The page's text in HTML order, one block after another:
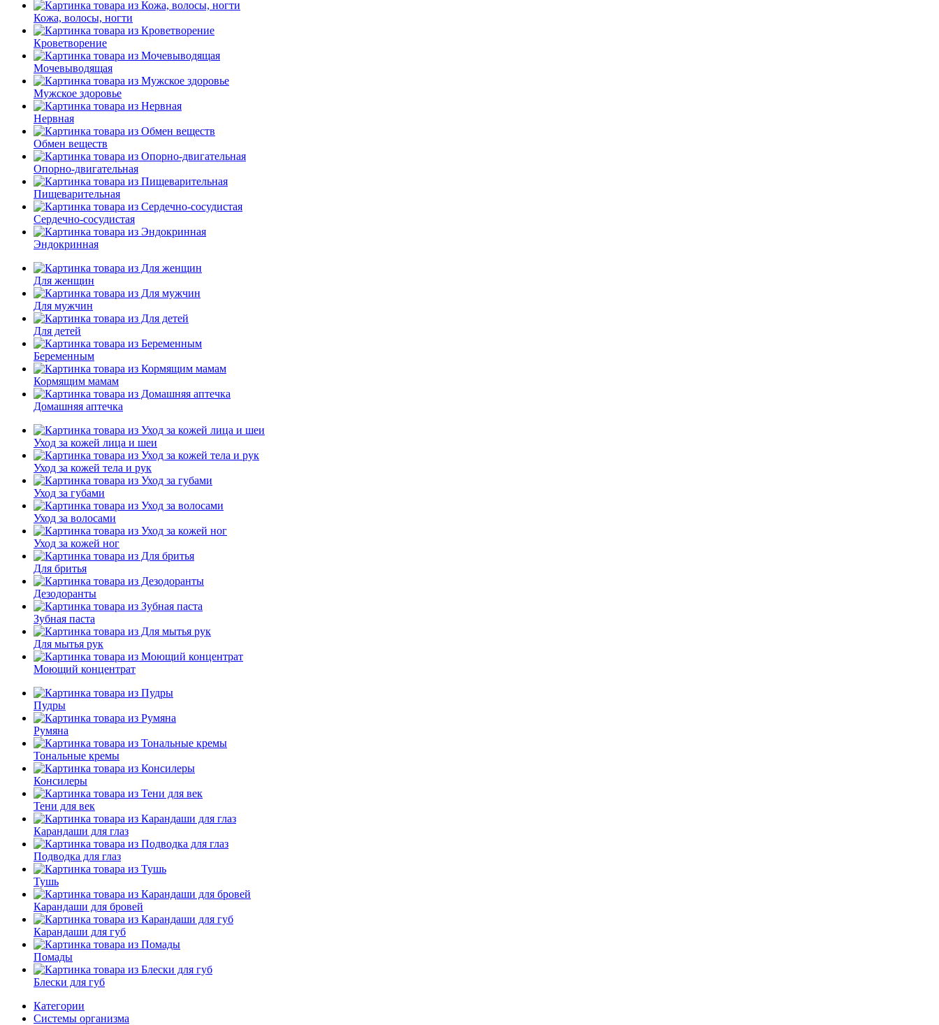
Кожа, волосы, ногти
Кроветворение
Мочевыводящая
Мужское здоровье
Нервная
Обмен веществ
Опорно-двигательная
Пищеварительная
Сердечно-сосудистая
Эндокринная
Для женщин
Для мужчин
Для детей
Беременным
Кормящим мамам
Домашняя аптечка
Уход за кожей лица и шеи
Уход за кожей тела и рук
Уход за губами
Уход за волосами
Уход за кожей ног
Для бритья
Дезодоранты
Зубная паста
Для мытья рук
Моющий концентрат
Пудры
Румяна
Тональные кремы
Консилеры
Тени для век
Карандаши для глаз
Подводка для глаз
Тушь
Карандаши для бровей
Карандаши для губ
Помады
Блески для губ
Категории
Системы организма